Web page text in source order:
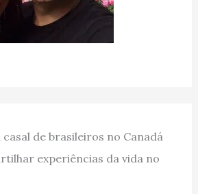
de brasileiros no Canadá
experiências da vida no